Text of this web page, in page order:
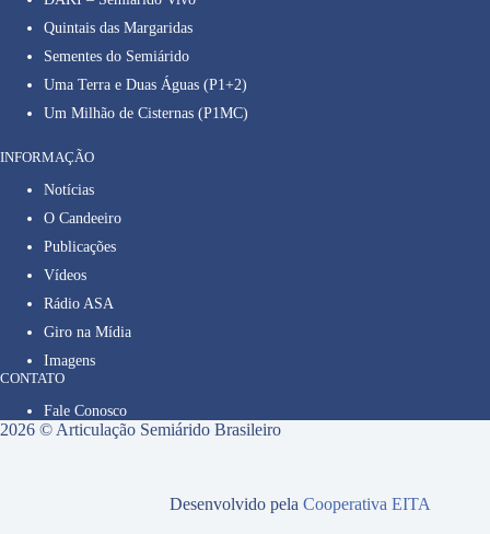
Quintais das Margaridas
Sementes do Semiárido
Uma Terra e Duas Águas (P1+2)
Um Milhão de Cisternas (P1MC)
INFORMAÇÃO
Notícias
O Candeeiro
Publicações
Vídeos
Rádio ASA
Giro na Mídia
Imagens
CONTATO
Fale Conosco
2026 © Articulação Semiárido Brasileiro
Desenvolvido pelaCooperativa EITA